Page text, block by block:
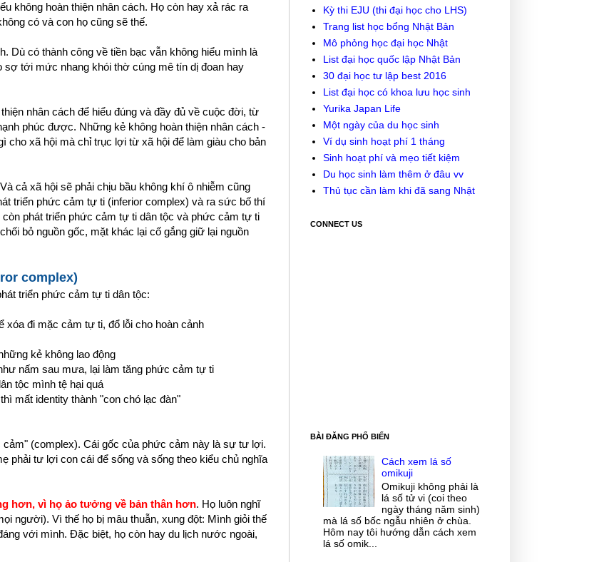
không hoàn thiện nhân cách. Họ còn hay xả rác ra
có và con họ cũng sẽ thế.
Dù có thành công về tiền bạc vẫn không hiểu mình là
sợ tới mức nhang khói thờ cúng mê tín dị đoan hay
nhân cách để hiểu đúng và đầy đủ về cuộc đời, từ
phúc được. Những kẻ không hoàn thiện nhân cách -
cho xã hội mà chỉ trục lợi từ xã hội để làm giàu cho bản
cả xã hội sẽ phải chịu bầu không khí ô nhiễm cũng
triển phức cảm tự ti (inferior complex) và ra sức bố thí
phát triển phức cảm tự ti dân tộc và phức cảm tự ti
bỏ nguồn gốc, mặt khác lại cố gắng giữ lại nguồn
complex)
triển phức cảm tự ti dân tộc:
xóa đi mặc cảm tự ti, đổ lỗi cho hoàn cảnh
kẻ không lao động
nấm sau mưa, lại làm tăng phức cảm tự ti
tộc mình tệ hại quá
mất identity thành "con chó lạc đàn"
(complex). Cái gốc của phức cảm này là sự tư lợi.
phải tư lợi con cái để sống và sống theo kiểu chủ nghĩa
hơn, vì họ ảo tưởng về bản thân hơn. Họ luôn nghĩ
người). Vì thế họ bị mâu thuẫn, xung đột: Mình giỏi thế
với mình. Đặc biệt, họ còn hay du lịch nước ngoài,
Kỳ thi EJU (thi đại học cho LHS)
Trang list học bổng Nhật Bản
Mô phỏng học đại học Nhật
List đại học quốc lập Nhật Bản
30 đại học tư lập best 2016
List đại học có khoa lưu học sinh
Yurika Japan Life
Một ngày của du học sinh
Ví dụ sinh hoạt phí 1 tháng
Sinh hoạt phí và mẹo tiết kiệm
Du học sinh làm thêm ở đâu vv
Thủ tục cần làm khi đã sang Nhật
CONNECT US
BÀI ĐĂNG PHỔ BIẾN
Cách xem lá số
omikuji
Omikuji không phải là
lá số tử vi (coi theo
ngày tháng năm sinh)
mà lá số bốc ngẫu nhiên ở chùa.
Hôm nay tôi hướng dẫn cách xem
lá số omik...